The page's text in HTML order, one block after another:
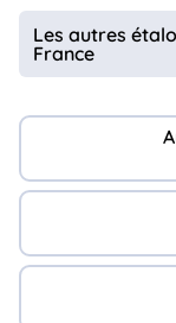
Les autres
France